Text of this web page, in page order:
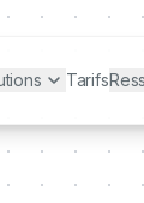
Tarifs